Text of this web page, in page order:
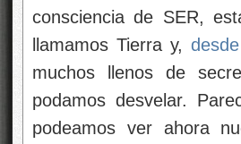
consciencia de SER,
llamamos Tierra y, desde
muchos llenos de
podamos desvelar.
podeamos ver ahora